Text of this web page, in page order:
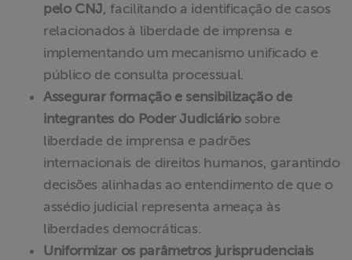
pelo CNJ, facilitando a identificação de casos
relacionados à liberdade de imprensa e
implementando um mecanismo unificado e
público de consulta processual.
Assegurar formação e sensibilização de
integrantes do Poder Judiciáriosobre
liberdade de imprensa e padrões
internacionais de direitos humanos, garantindo
decisões alinhadas ao entendimento de que o
assédio judicial representa ameaça às
liberdades democráticas.
Uniformizar os parâmetros jurisprudenciais